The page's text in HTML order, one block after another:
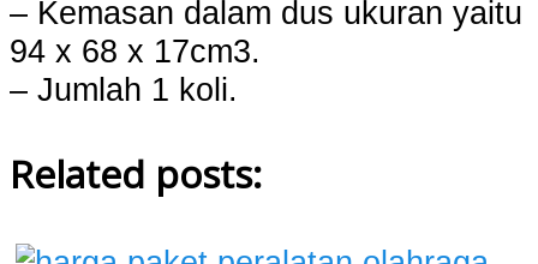
– Kemasan dalam dus ukuran yaitu
94 x 68 x 17cm3.
– Jumlah 1 koli.
Related posts: